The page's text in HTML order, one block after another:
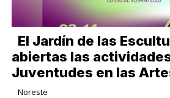
El Jardín de las
abiertas las
Juventudes en las
Noreste